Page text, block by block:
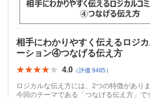
相手にわかりやすく伝えるロジ
ーション④つなげる伝え方
★★★★★
★★★★★ 4.0 （評価 9485）
ロジカルな伝え方には、2つの特徴があり
今回のテーマである「つなげる伝え方」で